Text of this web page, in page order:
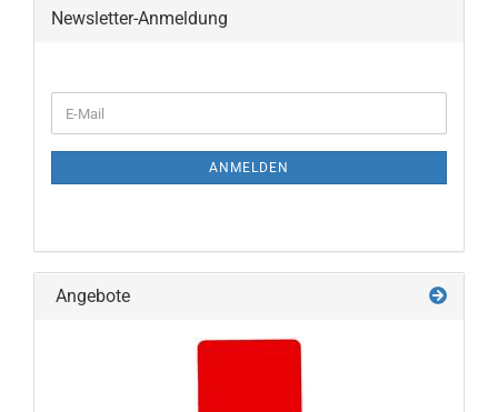
Newsletter-Anmeldung
ZUR
E-
Mail
ANMELDEN
Angebote